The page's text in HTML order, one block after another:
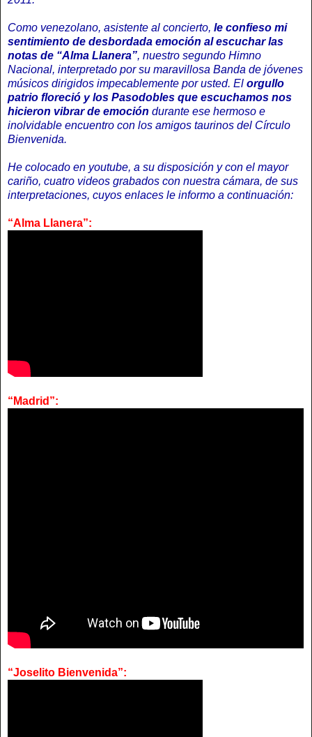
Como venezolano, asistente al concierto, le confieso mi
sentimiento de desbordada emoción al escuchar las
notas de “Alma Llanera”, nuestro segundo Himno
Nacional, interpretado por su maravillosa Banda de jóvenes
músicos dirigidos impecablemente por usted. El orgullo
patrio floreció y los Pasodobles que escuchamos nos
hicieron vibrar de emoción durante ese hermoso e
inolvidable encuentro con los amigos taurinos del Círculo
Bienvenida.
He colocado en youtube, a su disposición y con el mayor
cariño, cuatro videos grabados con nuestra cámara, de sus
interpretaciones, cuyos enlaces le informo a continuación:
“Alma Llanera”:
“Madrid”:
“Joselito Bienvenida”: